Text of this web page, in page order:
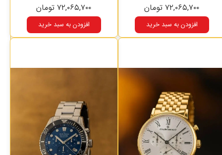
۷۲,۰۶۵,۷۰۰ تومان
افزودن به سبد خرید
۷۲,۰۶۵,۷۰۰ تومان
افزودن به سبد خرید